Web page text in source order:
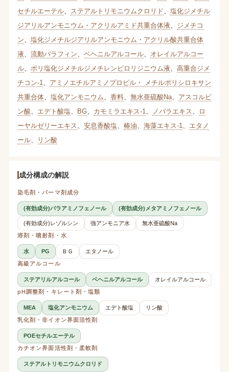
セチルエーテル、 ステアルトリモニウムクロリド
塩化ジメチル
ジアリルアンモニウム・アクリルアミド共重合体液
ジメチコ
ン
塩化ジメチルジアリルアンモニウム・アクリル酸共重合体
液
流動パラフィン ベヘニルアルコール、 オレイルアルコー
ル、 ポリ塩化ジメチルジメチレンピロリジニウム液
高重合ジメ
チコン-1
アミノエチルアミノプロピル・ メチルポリシロキサン
共重合体、 塩化アンモニウム 香料、 無水亜硫酸Na、 アスコルビ
ン酸
エデト酸塩 BG、 カモミラエキス-1 ノバラエキス
ロ
ーヤルゼリーエキス
安息香酸塩 椿油 海藻エキス-1
エタノ
ール、 リン酸
成分構成の解説
染毛剤・パーマ剤成分
(有効成分)パラアミノフェノール (有効成分)メタアミノフェノール
(有効成分)レゾルシン 強アンモニア水
無水亜硫酸Na
溶剤・噴射剤・水
水 PG ＢＧ
エタノール
高級アルコール
ステアリルアルコール ベヘニルアルコール
オレイルアルコール
pH調整剤・キレート剤・塩類
MEA 塩化アンモニウム エデト酸塩
リン酸
乳化剤・非イオン界面活性剤
POEセチルエーテル
カチオン界面活性剤・柔軟剤
ステアルトリモニウムクロリド